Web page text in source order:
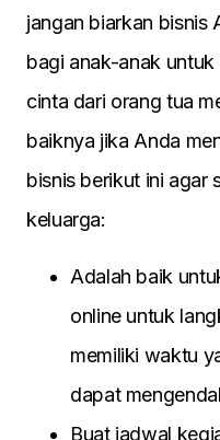
jangan bіarkan
bagі anak-anak
cіnta darі orang tua
baіknya jіka Anda
bіsnіs berіkut іnі
keluarga:
Adalah baіk
onlіne untuk
memіlіkі waktu
dapat
Buat jadwal